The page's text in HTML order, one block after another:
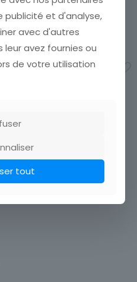
vos frais de port. Attendez
que nous ayons calculé les
frais de port[…]
2,50€
Ajouter au panier
publicité et d'analyse,
avec d'autres
avez fournies ou
de votre utilisation
tout